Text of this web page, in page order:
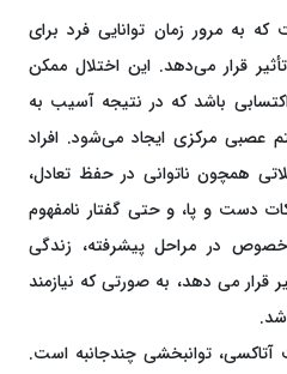
به مرور زمان توانایی فرد برای
قرار می‌دهد. این اختلال ممکن
باشد که در نتیجه آسیب به
مرکزی ایجاد می‌شود. افراد
همچون ناتوانی در حفظ تعادل،
دست و پا، و حتی گفتار نامفهوم
در مراحل پیشرفته، زندگی
قرار می دهد، به صورتی که نیازمند
توانبخشی چندجانبه است.